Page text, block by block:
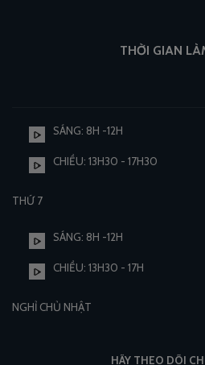
THỜI GIAN
SÁNG: 8H -12H
CHIỀU: 13H30 - 17H30
THỨ 7
SÁNG: 8H -12H
CHIỀU: 13H30 - 17H
NGHỈ CHỦ NHẬT
HÃY THEO DÕI